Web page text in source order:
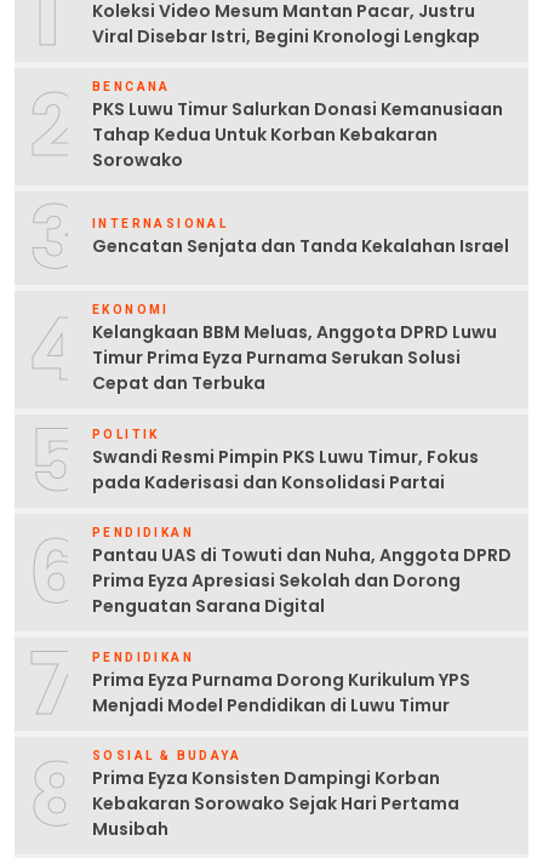
Koleksi Video Mesum Mantan Pacar, Justru
Viral Disebar Istri, Begini Kronologi Lengkap
2 BENCANA
PKS Luwu Timur Salurkan Donasi Kemanusiaan
Tahap Kedua Untuk Korban Kebakaran
Sorowako
3 INTERNASIONAL
Gencatan Senjata dan Tanda Kekalahan Israel
4 EKONOMI
Kelangkaan BBM Meluas, Anggota DPRD Luwu
Timur Prima Eyza Purnama Serukan Solusi
Cepat dan Terbuka
5 POLITIK
Swandi Resmi Pimpin PKS Luwu Timur, Fokus
pada Kaderisasi dan Konsolidasi Partai
6 PENDIDIKAN
Pantau UAS di Towuti dan Nuha, Anggota DPRD
Prima Eyza Apresiasi Sekolah dan Dorong
Penguatan Sarana Digital
7 PENDIDIKAN
Prima Eyza Purnama Dorong Kurikulum YPS
Menjadi Model Pendidikan di Luwu Timur
8 SOSIAL & BUDAYA
Prima Eyza Konsisten Dampingi Korban
Kebakaran Sorowako Sejak Hari Pertama
Musibah